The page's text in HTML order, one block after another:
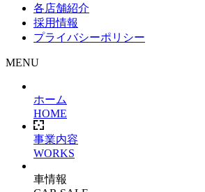
各店舗紹介
採用情報
プライバシーポリシー
MENU
ホーム
HOME
事業内容
WORKS
車情報